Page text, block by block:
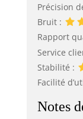
Précision
Bruit :
Rapport
Service
Stabilité :
Facilité
Notes